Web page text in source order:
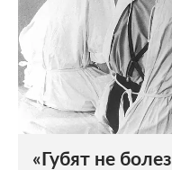
«Губят не